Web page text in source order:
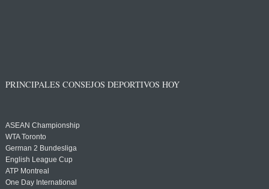
PRINCIPALES CONSEJOS DEPORTIVOS HOY
ASEAN Championship
WTA Toronto
German 2 Bundesliga
English League Cup
ATP Montreal
One Day International